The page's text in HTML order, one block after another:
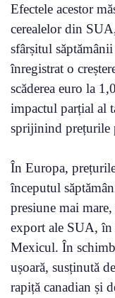
Efectele acestor
cerealelor din
sfârșitul
înregistrat o
scăderea euro la
impactul parțial al
sprijinind prețurile
În Europa,
începutul
presiune mai
export ale SUA, în
Mexicul. În
ușoară, susținută
rapiță canadian și